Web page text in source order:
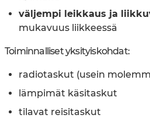
väljempi leikkaus ja
mukavuus liikkeessä
Toiminnalliset yksityiskohdat:
radiotaskut (usein
lämpimät käsitaskut
tilavat reisitaskut